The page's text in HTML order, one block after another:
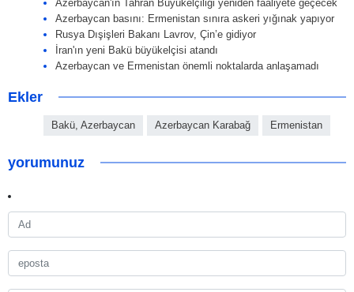
Azerbaycan'ın Tahran Büyükelçiliği yeniden faaliyete geçecek
Azerbaycan basını: Ermenistan sınıra askeri yığınak yapıyor
Rusya Dışişleri Bakanı Lavrov, Çin’e gidiyor
İran'ın yeni Bakü büyükelçisi atandı
Azerbaycan ve Ermenistan önemli noktalarda anlaşamadı
Ekler
Bakü, Azerbaycan Azerbaycan Karabağ Ermenistan
yorumunuz